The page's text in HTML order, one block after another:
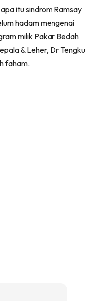
itu sindrom Ramsay
hadam mengenai
milik Pakar Bedah
& Leher, Dr Tengku
faham.